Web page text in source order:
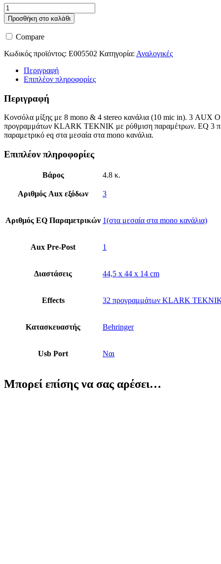
Behringer
Xenyx
QX2442USB
ποσότητα
Προσθήκη στο καλάθι
Compare
Κωδικός προϊόντος: E005502 Κατηγορία: Αναλογικές
Περιγραφή
Επιπλέον πληροφορίες
Περιγραφή
Κονσόλα μίξης με 8 mono & 4 stereo κανάλια (10 mic in). 3 AUX
προγραμμάτων KLARK TEKNIK με ρύθμιση παραμέτρων. EQ 3
παραμετρικό eq στα μεσαία στα mono κανάλια.
Επιπλέον πληροφορίες
Βάρος 4.8 κ.
Αριθμός Aux εξόδων 3
Αριθμός EQ Παραμετρικών 1(στα μεσαία στα mono κανάλια)
Aux Pre-Post 1
Διαστάσεις 44,5 x 44 x 14 cm
Effects 32 προγραμμάτων KLARK
Κατασκευαστής Behringer
Usb Port Ναι
Μπορεί επίσης να σας αρέσει…